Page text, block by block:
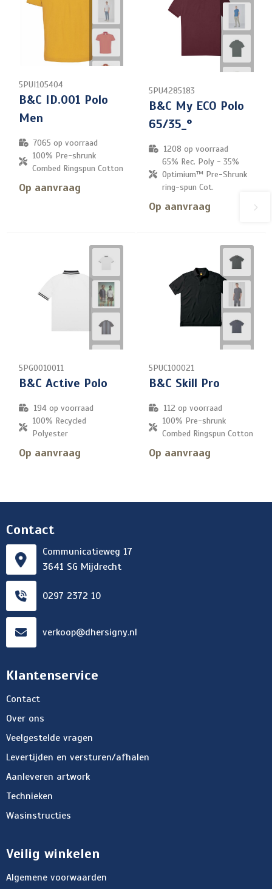
5PUI105404
B&C ID.001 Polo
Men
7065 op voorraad
100% Pre-shrunk
Combed Ringspun Cotton
Op aanvraag
5PU4285183
B&C My ECO Polo
65/35_°
1208 op voorraad
65% Rec. Poly - 35%
Optimium™ Pre-Shrunk
ring-spun Cot.
Op aanvraag
5PG0010011
B&C Active Polo
194op voorraad
100% Recycled
Polyester
Op aanvraag
5PUC100021
B&C Skill Pro
112 op voorraad
100% Pre-shrunk
Combed Ringspun Cotton
Op aanvraag
Contact
Communicatieweg 17
3641 SG Mijdrecht
0297 2372 10
verkoop@dhersigny.nl
Klantenservice
Contact
Over ons
Veelgestelde vragen
Levertijden en versturen/afhalen
Aanleveren artwork
Technieken
Wasinstructies
Veilig winkelen
Algemene voorwaarden